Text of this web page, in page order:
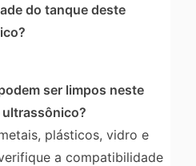
do tanque deste
ser limpos neste
plásticos, vidro e
a compatibilidade